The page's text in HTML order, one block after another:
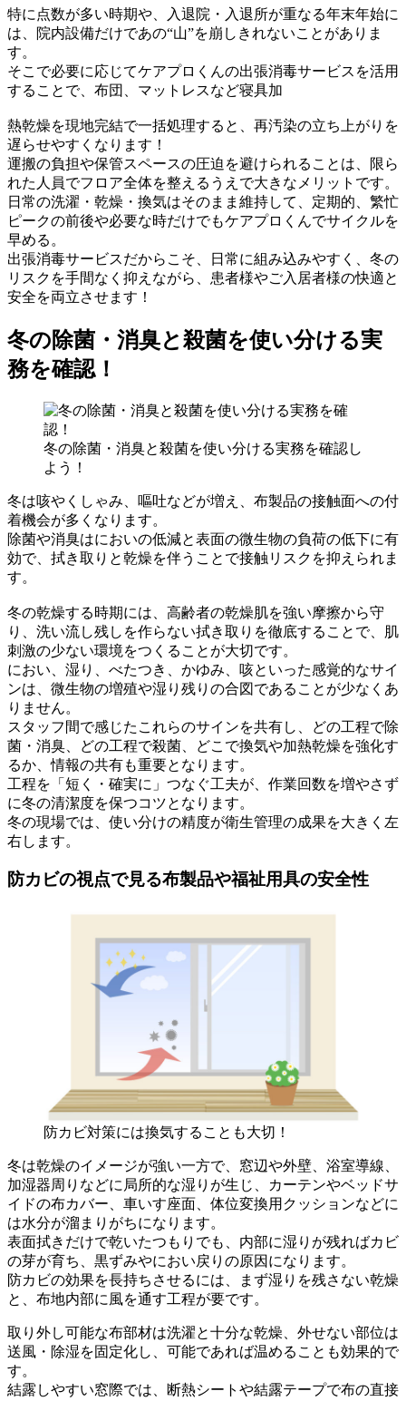
特に点数が多い時期や、入退院・入退所が重なる年末年始に
は、院内設備だけであの“山”を崩しきれないことがありま
す。
そこで必要に応じてケアプロくんの出張消毒サービスを活用
することで、布団、マットレスなど寝具加
熱乾燥を現地完結で一括処理すると、再汚染の立ち上がりを
遅らせやすくなります！
運搬の負担や保管スペースの圧迫を避けられることは、限ら
れた人員でフロア全体を整えるうえで大きなメリットです。
日常の洗濯・乾燥・換気はそのまま維持して、定期的、繁忙
ピークの前後や必要な時だけでもケアプロくんでサイクルを
早める。
出張消毒サービスだからこそ、日常に組み込みやすく、冬の
リスクを手間なく抑えながら、患者様やご入居者様の快適と
安全を両立させます！
冬の除菌・消臭と殺菌を使い分ける実
務を確認！
冬の除菌・消臭と殺菌を使い分ける実務を確認し
よう！
冬は咳やくしゃみ、嘔吐などが増え、布製品の接触面への付
着機会が多くなります。
除菌や消臭はにおいの低減と表面の微生物の負荷の低下に有
効で、拭き取りと乾燥を伴うことで接触リスクを抑えられま
す。
冬の乾燥する時期には、高齢者の乾燥肌を強い摩擦から守
り、洗い流し残しを作らない拭き取りを徹底することで、肌
刺激の少ない環境をつくることが大切です。
におい、湿り、べたつき、かゆみ、咳といった感覚的なサイ
ンは、微生物の増殖や湿り残りの合図であることが少なくあ
りません。
スタッフ間で感じたこれらのサインを共有し、どの工程で除
菌・消臭、どの工程で殺菌、どこで換気や加熱乾燥を強化す
るか、情報の共有も重要となります。
工程を「短く・確実に」つなぐ工夫が、作業回数を増やさず
に冬の清潔度を保つコツとなります。
冬の現場では、使い分けの精度が衛生管理の成果を大きく左
右します。
防カビの視点で見る布製品や福祉用具の安全性
防カビ対策には換気することも大切！
冬は乾燥のイメージが強い一方で、窓辺や外壁、浴室導線、
加湿器周りなどに局所的な湿りが生じ、カーテンやベッドサ
イドの布カバー、車いす座面、体位変換用クッションなどに
は水分が溜まりがちになります。
表面拭きだけで乾いたつもりでも、内部に湿りが残ればカビ
の芽が育ち、黒ずみやにおい戻りの原因になります。
防カビの効果を長持ちさせるには、まず湿りを残さない乾燥
と、布地内部に風を通す工程が要です。
取り外し可能な布部材は洗濯と十分な乾燥、外せない部位は
送風・除湿を固定化し、可能であれば温めることも効果的で
す。
結露しやすい窓際では、断熱シートや結露テープで布の直接